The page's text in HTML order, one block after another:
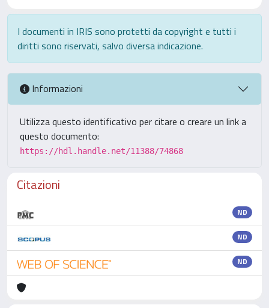
I documenti in IRIS sono protetti da copyright e tutti i
diritti sono riservati, salvo diversa indicazione.
Informazioni
Utilizza questo identificativo per citare o creare un link a
questo documento:
https://hdl.handle.net/11388/74868
Citazioni
ND
ND
ND